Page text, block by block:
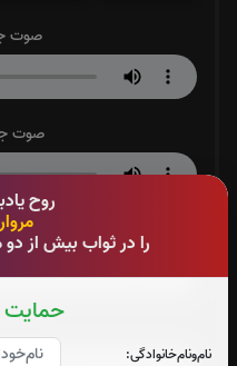
روح
را در ثواب بیش از
حمایت
نام‌و‌نام‌خانوادگی:
صوت
صوت
صوت
صوت